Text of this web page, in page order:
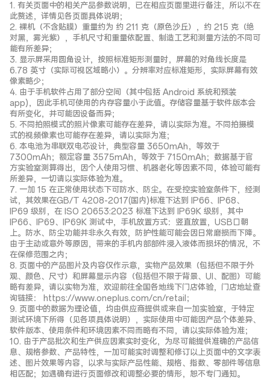
1. 有关页面中的相关产品参数说明，已在相应页面里进行备注，所以不在
此赘述，详情见各页面具体说明；
2. 裸机（不含贴膜）重量约为 约 211 克（原色沙丘），约 215 克（绝
对黑，雾光紫），手机尺寸和重量依配置、制造工艺和测量方法的不同可
能有所差异；
3. 显示屏采用圆角设计，按照标准矩形测量时，屏幕的对角线长度是
6.78 英寸（实际可视区域略小）。分辨率对应标准矩形，实际屏幕有效
像素略少；
4. 由于手机软件占用了部分空间（其中包括 Android 系统和预装
app)，因此手机可使用的内存容量小于此值。存储容量基于软件版本会
有所变化，并可能因设备而异；
5. 不同拍照模式的照片像素可能存在差异，请以实际为准。不同拍摄模
式的视频像素也可能存在差异，请以实际为准；
6. 本电池为串联双电芯设计，典型容量 3650mAh，等效于
7300mAh；额定容量 3575mAh，等效于 7150mAh；数据基于官
方实验室测算得出，因个人使用习惯、机器老化等因素不同，体验可能有
所差异，一切请以实际体验为准。
7. 一加 15 在正常使用状态下可防水、防尘。在受控实验室条件下，经测
试，其效果在GB/T 4208-2017(国内)标准下达到 IP66、IP68、
IP69 级别，在 ISO 20653:2023 标准下达到 IP69K 级别，其中
IP66、IP69、IP69K 测试中，手机放置方式：竖直放置，USB口朝
上。防水、防尘功能并非永久有效，防护性能可能会因日常磨损而下降。
由于主动或意外等原因，带来的手机内部部件浸入液体而损坏的情况，不
在保修范围之内；
8. 页面中的产品图片及内容仅作示意，实物产品效果（包括但不限于外
观、颜色、尺寸）和屏幕显示内容（包括但不限于背景、UI、配图）可能
略有差异，请以实物为准，欢迎前往全国各地线下门店体验，门店地址查
询链接： https://www.oneplus.com/cn/retail；
9. 页面中的数据为理论值，均由供应商提供或来自一加实验室，于特定
测试环境下所得（见各项具体说明），实际使用中可能因产品个体差异、
软件版本、使用条件和环境因素不同而略有不同，请以实际体验为准；
10. 由于产品批次和生产供应因素实时变化，为尽可能提供准确的产品信
息、规格参数、产品特性，一加可能实时调整和修订以上页面中的文字表
述、图片效果等内容，以求与实际产品性能、规格、指数、零部件等信息
相匹配；如遇确有进行页面修改和调整必要的情形，恕不专门通知。